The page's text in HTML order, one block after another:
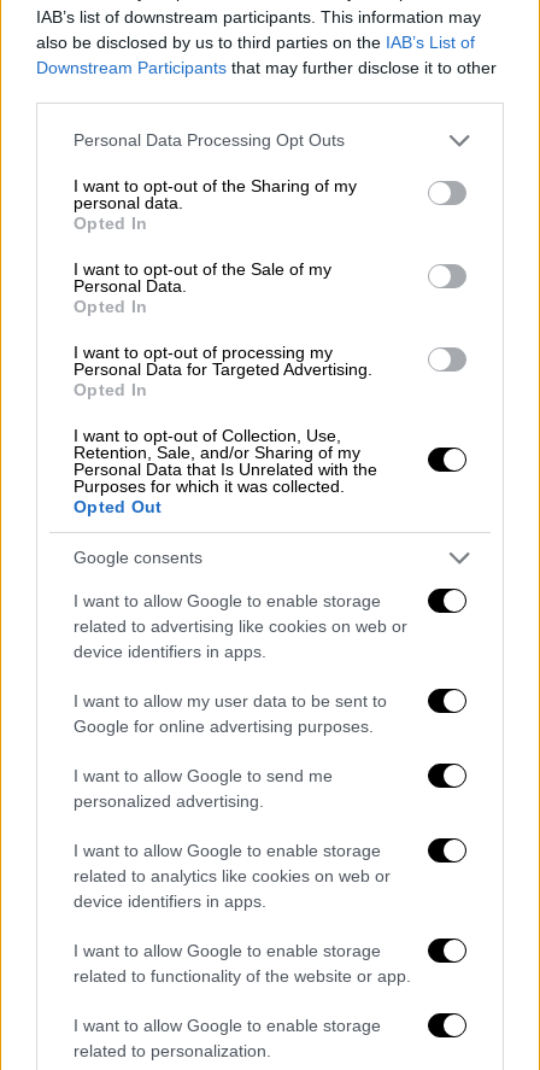
IAB’s list of downstream participants. This information may
also be disclosed by us to third parties on the IAB’s List of
Downstream Participants that may further disclose it to other
Please note that this website/app uses one or more Google
not limited to your visit or usage behaviour. You may click to
grant or deny consent to Google and its third-party tags to
use your data for below specified purposes in below Google
consent section.
Personal Data Processing Opt Outs
I want to opt-out of the Sharing of my
personal data.
Opted In
I want to opt-out of the Sale of my
Personal Data.
Opted In
I want to opt-out of processing my
Personal Data for Targeted Advertising.
Opted In
I want to opt-out of Collection, Use,
Retention, Sale, and/or Sharing of my
Personal Data that Is Unrelated with the
Purposes for which it was collected.
Opted Out
Google consents
I want to allow Google to enable storage
related to advertising like cookies on web or
device identifiers in apps.
I want to allow my user data to be sent to
Google for online advertising purposes.
I want to allow Google to send me
personalized advertising.
I want to allow Google to enable storage
related to analytics like cookies on web or
device identifiers in apps.
I want to allow Google to enable storage
related to functionality of the website or app.
I want to allow Google to enable storage
related to personalization.
Ελλάδα|06.12.2022 22:28
Κρήτη: Αποσωληνώθηκε η 4χρονη που
αισιοδοξία για την υγείας της
Το κορίτσι συνεχίζει να νοσηλεύεται στη
Μονάδα Εντατικής Θεραπείας Παίδων του
Πανεπιστημιακού Γενικού Νοσοκομείου
Ηρακλείου, ωστόσο οι γιατροί εκφράζουν
συγκρατημένη αισιοδοξία για την πορεία της
υγείας της
Κρήτη: Κρίσιμες ώρες για την 4χρονη
που κατάπιε φυστίκι και παρουσίασε
Ραγδαία επιδείνωση παρουσίασε ξαφνικά η
κατάσταση της υγείας του 4χρονου
κοριτσιού που βρίσκεται διασωληνωμένη
και σε καταστολή στο Πανεπιστημιακό